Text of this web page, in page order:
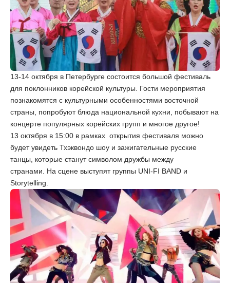
13-14 октября в Петербурге состоится большой фестиваль
для поклонников корейской культуры. Гости мероприятия
познакомятся с культурными особенностями восточной
страны, попробуют блюда национальной кухни, побывают на
концерте популярных корейских групп и многое другое!
13 октября в 15:00 в рамках открытия фестиваля можно
будет увидеть Тхэквондо шоу и зажигательные русские
танцы, которые станут символом дружбы между
странами. На сцене выступят группы UNI-FI BAND и
Storytelling.